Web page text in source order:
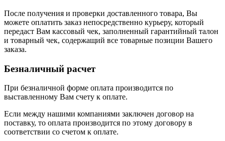
После получения и проверки доставленного товара, Вы
можете оплатить заказ непосредственно курьеру, который
передаст Вам кассовый чек, заполненный гарантийный талон
и товарный чек, содержащий все товарные позиции Вашего
заказа.
Безналичный расчет
При безналичной форме оплата производится по
выставленному Вам счету к оплате.
Если между нашими компаниями заключен договор на
поставку, то оплата производится по этому договору в
соответствии со счетом к оплате.